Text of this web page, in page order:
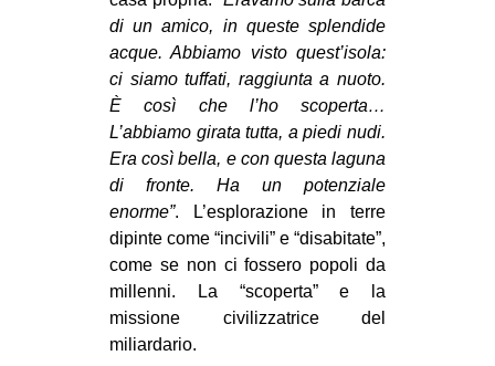
AMBIENTE
ANTIFASCISMO
DIRITTO ALL’ABITARE
GENERI
MIGRAZIONI
PRECARIATO
REPRESSIONE
STUDENTI
di un amico, in queste splendide
acque. Abbiamo visto quest’isola:
ci siamo tuffati, raggiunta a nuoto.
È così che l’ho scoperta…
L’abbiamo girata tutta, a piedi nudi.
Era così bella, e con questa laguna
di fronte. Ha un potenziale
enorme”. L’esplorazione in terre
dipinte come “incivili” e “disabitate”,
come se non ci fossero popoli da
millenni. La “scoperta” e la
missione civilizzatrice del
miliardario.